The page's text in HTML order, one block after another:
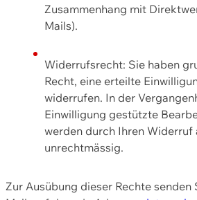
Zusammenhang mit
Mails).
Widerrufsrecht: Sie haben
Recht, eine erteilte
widerrufen. In der
Einwilligung gestützte
werden durch Ihren
unrechtmässig.
Zur Ausübung dieser Rechte senden